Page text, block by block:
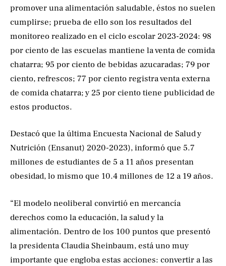
promover una alimentación saludable, éstos no suelen
cumplirse; prueba de ello son los resultados del
monitoreo realizado en el ciclo escolar 2023-2024: 98
por ciento de las escuelas mantiene la venta de comida
chatarra; 95 por ciento de bebidas azucaradas; 79 por
ciento, refrescos; 77 por ciento registra venta externa
de comida chatarra; y 25 por ciento tiene publicidad de
estos productos.
Destacó que la última Encuesta Nacional de Salud y
Nutrición (Ensanut) 2020-2023), informó que 5.7
millones de estudiantes de 5 a 11 años presentan
obesidad, lo mismo que 10.4 millones de 12 a 19 años.
“El modelo neoliberal convirtió en mercancía
derechos como la educación, la salud y la
alimentación. Dentro de los 100 puntos que presentó
la presidenta Claudia Sheinbaum, está uno muy
importante que engloba estas acciones: convertir a las